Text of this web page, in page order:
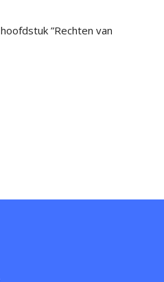
”Rechten van